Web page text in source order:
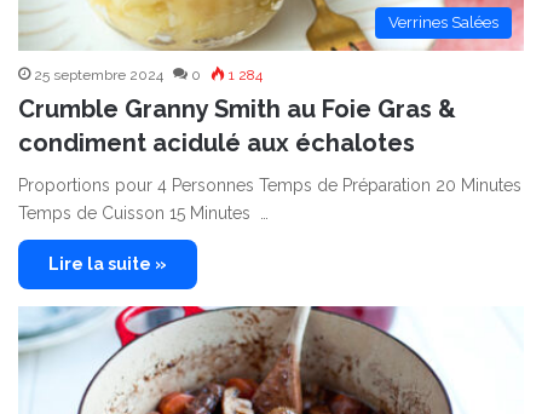
Verrines Salées
25 septembre 2024 0 1 284
Crumble Granny Smith au Foie Gras &
condiment acidulé aux échalotes
Proportions pour 4 Personnes Temps de Préparation 20 Minutes
Temps de Cuisson 15 Minutes …
Lire la suite »